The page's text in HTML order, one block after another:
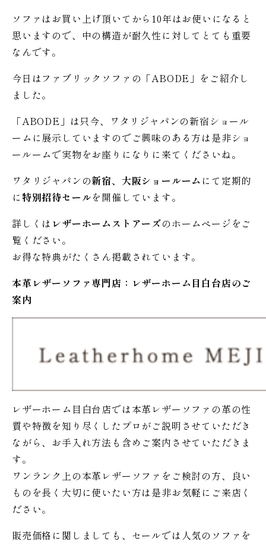
ソファはお買い上げ頂いてから10年はお使いになると
思いますので、中の構造が耐久性に対してとても重要
なんです。
今日はファブリックソファの「ABODE」をご紹介し
ました。
「ABODE」は只今、ワタリジャパンの新宿ショール
ームに展示していますのでご興味のある方は是非ショ
ールームで実物をお座りになりに来てくださいね。
ワタリジャパンの新宿、大阪ショールーム にて定期的
に特別招待セールを開催しています。
詳しくは レザーホームストアーズのホームページをご
覧ください。
お得な特典がたくさん掲載されています。
本革レザーソファ専門店：レザーホーム 目白台店のご
案内
レザーホーム目白台店では本革レザーソファの革の性
質や特徴を知り尽くしたプロがご説明させていただき
ながら、お手入れ方法も含めご案内させていただきま
す。
ワンランク上の本革レザーソファをご検討の方、良い
ものを長く大切に使いたい方は是非お気軽にご来店く
ださい。
販売価格に関しましても、セールでは人気のソファを